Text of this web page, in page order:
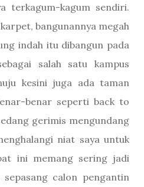
terkagum-kagum sendiri.
bangunannya megah
indah itu dibangun pada
salah satu kampus
kesini juga ada taman
benar seperti back to
gerimis mengundang
niat saya untuk
ini memang sering jadi
calon pengantin